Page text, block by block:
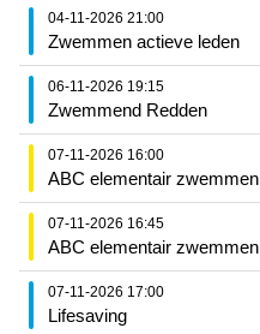
04-11-2026 21:00
Zwemmen actieve leden
06-11-2026 19:15
Zwemmend Redden
07-11-2026 16:00
ABC elementair zwemmen
07-11-2026 16:45
ABC elementair zwemmen
07-11-2026 17:00
Lifesaving